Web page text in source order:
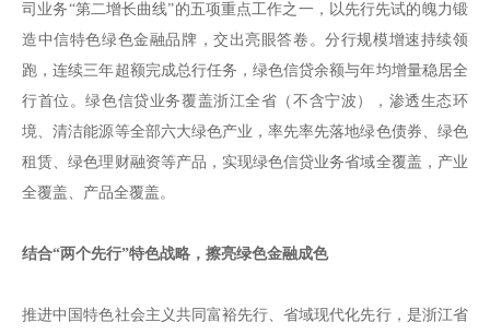
司业务“第二增长曲线”的五项重点工作之一，以先行先试的魄力锻
造中信特色绿色金融品牌，交出亮眼答卷。分行规模增速持续领
跑，连续三年超额完成总行任务，绿色信贷余额与年均增量稳居全
行首位。绿色信贷业务覆盖浙江全省（不含宁波），渗透生态环
境、清洁能源等全部六大绿色产业，率先率先落地绿色债券、绿色
租赁、绿色理财融资等产品，实现绿色信贷业务省域全覆盖，产业
全覆盖、产品全覆盖。
结合“两个先行”特色战略，擦亮绿色金融成色
推进中国特色社会主义共同富裕先行、省域现代化先行，是浙江省